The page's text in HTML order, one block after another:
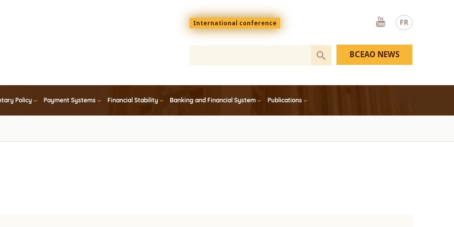
FR
Menu
top
En
International conference
Youtube
Policy Payment Systems Financial Stability Banking and Financial System Publications
BCEAO NEWS